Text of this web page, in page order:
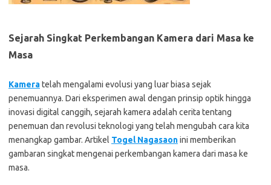
Sejarah Singkat Perkembangan Kamera dari Masa ke
Masa
Kameratelah mengalami evolusi yang luar biasa sejak
penemuannya. Dari eksperimen awal dengan prinsip optik hingga
inovasi digital canggih, sejarah kamera adalah cerita tentang
penemuan dan revolusi teknologi yang telah mengubah cara kita
menangkap gambar. Artikel Togel Nagasaonini memberikan
gambaran singkat mengenai perkembangan kamera dari masa ke
masa.